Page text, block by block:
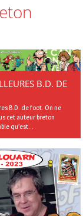
B.D. DE
B.D. de foot. On ne
cet auteur breton
qu’est...